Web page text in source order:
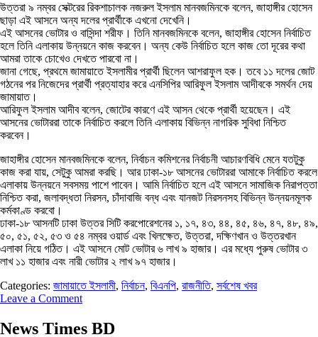
উত্তরা ৯ নম্বর সেক্টরের রিকশাচালক নজরুল ইসলাম মানবজমিনকে বলেন, জাহাঙ্গীর হোসেন
ছাড়া এই আসনে অন্য দলের প্রার্থীকে এখনো দেখেনি।
এই আসনের ভোটার ও বাসিন্দা শরীফ। তিনি মানবজমিনকে বলেন, জাহাঙ্গীর হোসেন নির্বাচিত
হলে তিনি এলাকায় উন্নয়নে কাজ করবেন। অন্য কেউ নির্বাচিত হলে কাজ তো দূরের কথা
আমরা তাকে চোখেও দেখতে পারবো না।
জানা গেছে, প্রথমে জামায়াতে ইসলামীর প্রার্থী ছিলেন আশরাফুল হক। তবে ১১ দলের জোট
গঠনের পর নিজেদের প্রার্থী প্রত্যাহার করে এনসিপির আরিফুল ইসলাম আদীবকে সমর্থন দেয়
জামায়াত।
আরিফুল ইসলাম আদীব বলেন, জোটের কারণে এই আসন থেকে প্রার্থী হয়েছেন। এই
আসনের ভোটাররা তাকে নির্বাচিত করলে তিনি এলাকায় বিভিন্ন নাগরিক সুবিধা নিশ্চিত
করবেন।
জাহাঙ্গীর হোসেন মানবজমিনকে বলেন, নির্বাচন কমিশনের নির্বাচনী আচারণবিধি মেনে যতটুকু
কাজ করা যায়, সেটুকু আমরা করছি। আর ঢাকা-১৮ আসনের ভোটাররা আমাকে নির্বাচিত করলে
এলাকায় উন্নয়নে সবসময় পাশে পাবেন। আমি নির্বাচিত হলে এই আসনে সামাজিক নিরাপত্তা
নিশ্চিত করা, জলাবদ্ধতা নিরসন, চাঁদাবাজি বন্ধ এবং যানজট নিরসনসহ বিভিন্ন উন্নয়নমূলক
কর্মকাণ্ড করবো।
ঢাকা-১৮ আসনটি ঢাকা উত্তর সিটি করপোরেশনের ১, ১৭, ৪৩, ৪৪, ৪৫, ৪৬, ৪৭, ৪৮, ৪৯,
৫০, ৫১, ৫২, ৫৩ ও ৫৪ নম্বর ওয়ার্ড এবং খিলক্ষেত, উত্তরা, দক্ষিণখান ও উত্তরখান
এলাকা নিয়ে গঠিত। এই আসনে মোট ভোটার ৬ লাখ ৯ হাজার। এর মধ্যে পুরুষ ভোটার ৩
লাখ ১১ হাজার এবং নারী ভোটার ২ লাখ ৯৭ হাজার।
Categories: জামায়াতে ইসলামী, নির্বাচন, বিএনপি, রাজনীতি, সর্বশেষ খবর
Leave a Comment
News Times BD